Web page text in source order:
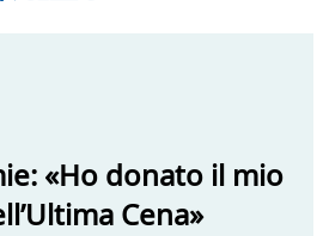
«Ho donato il mio
Cena»